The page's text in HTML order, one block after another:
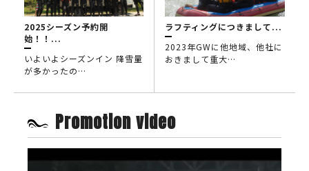
2025シーズン予約開
始！！...
いよいよシーズンイン 降雪量
が多かったの…
ラフティングにつきまして...
2023年GWに他地域、他社に
おきまして重大…
Promotion video